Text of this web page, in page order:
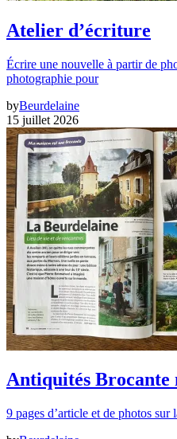
Atelier d’écriture
Écrire une nouvelle à partir de
photographie pour
byBeurdelaine
15 juillet 2026
Antiquités Brocante
9 pages d’article et de photos